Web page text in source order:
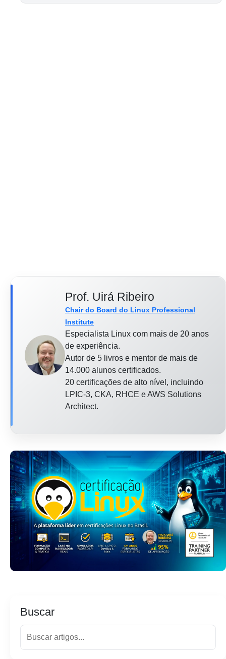
Prof. Uirá Ribeiro
Chair do Board do Linux Professional
Institute
Especialista Linux com mais de 20 anos
de experiência.
Autor de 5 livros e mentor de mais de
14.000 alunos certificados.
20 certificações de alto nível, incluindo
LPIC-3, CKA, RHCE e AWS Solutions
Architect.
Buscar